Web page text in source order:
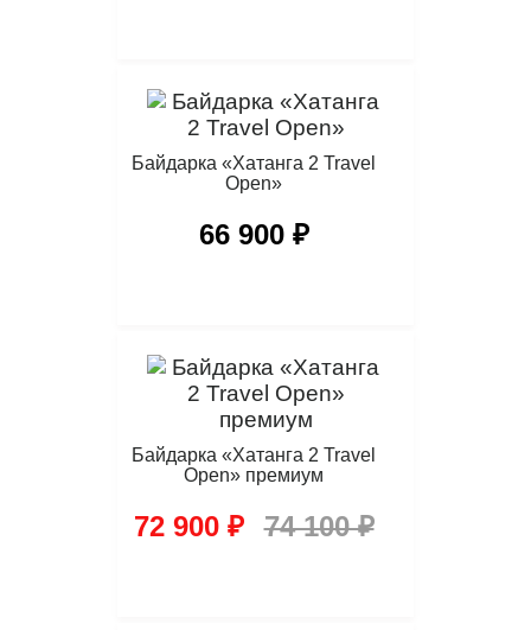
Байдарка «Хатанга 2 Travel
Open»
66 900 ₽
Байдарка «Хатанга 2 Travel
Open» премиум
72 900 ₽ 74 100 ₽